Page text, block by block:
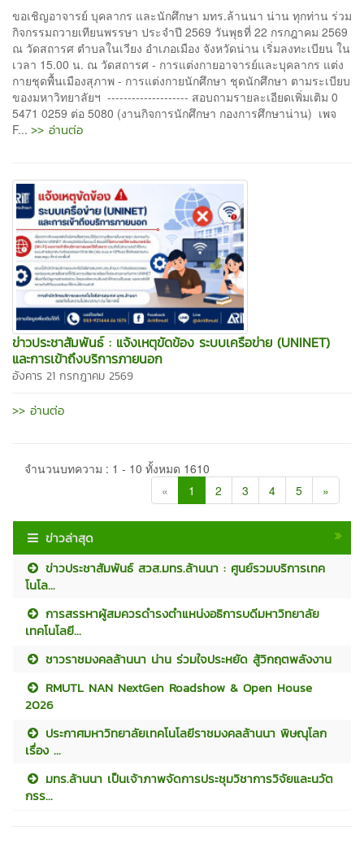
ขอเชิญอาจารย์ บุคลากร และนักศึกษา มทร.ล้านนา น่าน ทุกท่าน ร่วม
กิจกรรมถวายเทียนพรรษา ประจำปี 2569 วันพุธที่ 22 กรกฎาคม 2569
ณ วัดสถารศ ตำบลในเวียง อำเภอเมือง จังหวัดน่าน เริ่มลงทะเบียน ใน
เวลา 15.00 น. ณ วัดสถารศ - การแต่งกายอาจารย์และบุคลากร แต่ง
กายชุดพื้นเมืองสุภาพ - การแต่งกายนักศึกษา ชุดนักศึกษา ตามระเบียบ
ของมหาวิทยาลัยฯ -------------------- สอบถามรายละเอียดเพิ่มเติม 0
5471 0259 ต่อ 5080 (งานกิจการนักศึกษา กองการศึกษาน่าน) เพจ
F... >> อ่านต่อ
ข่าวประชาสัมพันธ์ : แจ้งเหตุขัดข้อง ระบบเครือข่าย (UNINET)
และการเข้าถึงบริการภายนอก
อังคาร 21 กรกฎาคม 2569
>> อ่านต่อ
จำนวนบทความ : 1 - 10 ทั้งหมด 1610
«
1 2 3 4 5 »
ข่าวล่าสุด
ข่าวประชาสัมพันธ์ สวส.มทร.ล้านนา : ศูนย์รวมบริการเทค
โนโล...
การสรรหาผู้สมควรดำรงตำแหน่งอธิการบดีมหาวิทยาลัย
เทคโนโลยี...
ชาวราชมงคลล้านนา น่าน ร่วมใจประหยัด สู้วิกฤตพลังงาน
RMUTL NAN NextGen Roadshow & Open House
2026
ประกาศมหาวิทยาลัยเทคโนโลยีราชมงคลล้านนา พิษณุโลก
เรื่อง ...
มทร.ล้านนา เป็นเจ้าภาพจัดการประชุมวิชาการวิจัยและนวัต
กรร...